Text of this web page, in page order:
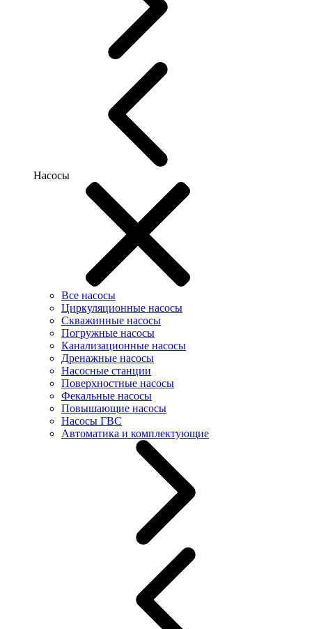
Насосы
Все насосы
Циркуляционные насосы
Скважинные насосы
Погружные насосы
Канализационные насосы
Дренажные насосы
Насосные станции
Поверхностные насосы
Фекальные насосы
Повышающие насосы
Насосы ГВС
Автоматика и комплектующие